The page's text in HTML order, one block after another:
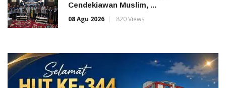
Cendekiawan Muslim, ...
08 Agu 2026
820 Views